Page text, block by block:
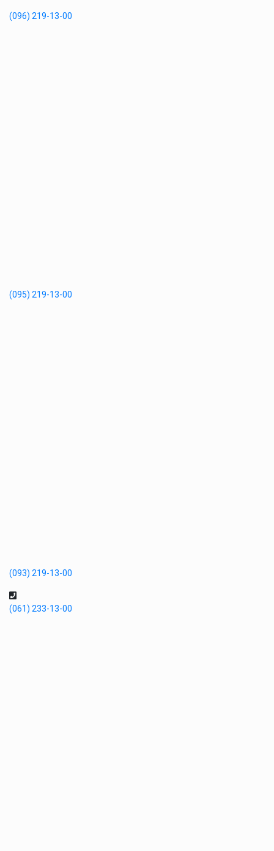
(096) 219-13-00
(095) 219-13-00
(093) 219-13-00
(061) 233-13-00